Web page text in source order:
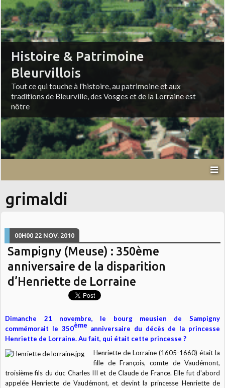
Histoire & Patrimoine
Bleurvillois
Tout ce qui touche à l'histoire, au patrimoine et aux
traditions de Bleurville, des Vosges et de la Lorraine est
nôtre
grimaldi
00H00 22 NOV. 2010
Sampigny (Meuse) : 350ème
anniversaire de la disparition
d’Henriette de Lorraine
Dimanche 21 novembre, le bourg meusien de Sampigny
commémorait le 350ème anniversaire du décès de la princesse
Henriette de Lorraine. Au fait, qui était cette princesse ?
Henriette de Lorraine (1605-1660) était la
fille de François, comte de Vaudémont,
troisième fils du duc Charles III et de Claude de France. Elle fut d'abord
appelée Henriette de Vaudémont, et devint la princesse Henriette de